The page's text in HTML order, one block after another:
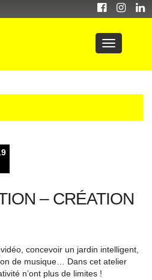
– CRÉATION
concevoir un jardin intelligent,
de musique… Dans cet atelier
n’ont plus de limites !